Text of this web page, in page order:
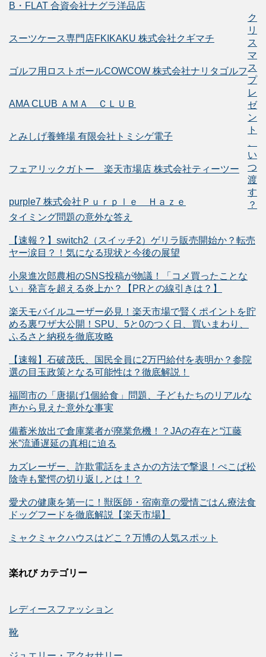
B・FLAT 合資会社ナグラ洋品店
スーツケース専門店FKIKAKU 株式会社クギマチ
ゴルフ用ロストボールCOWCOW 株式会社ナリタゴルフ
AMA CLUB ＡＭＡ ＣＬＵＢ
とみしげ養蜂場 有限会社トミシゲ電子
フェアリックガトー 楽天市場店 株式会社ティーツー
purple7 株式会社Ｐｕｒｐｌｅ Ｈａｚｅ
ク
リ
ス
マ
ス
プ
レ
ゼ
ン
ト
い
つ
渡
す
？
タイミング問題の意外な答え
【速報？】switch2（スイッチ2）ゲリラ販売開始か？転売
ヤー涙目？！気になる現状と今後の展望
小泉進次郎農相のSNS投稿が物議！「コメ買ったことな
い」発言を超える炎上か？【PRとの線引きは？】
楽天モバイルユーザー必見！楽天市場で賢くポイントを貯
める裏ワザ大公開！SPU、5と0のつく日、買いまわり、
ふるさと納税を徹底攻略
【速報】石破茂氏、国民全員に2万円給付を表明か？参院
選の目玉政策となる可能性は？徹底解説！
福岡市の「唐揚げ1個給食」問題、子どもたちのリアルな
声から見えた意外な事実
備蓄米放出で倉庫業者が廃業危機！？JAの存在と“江藤
米”流通遅延の真相に迫る
カズレーザー、詐欺電話をまさかの方法で撃退！ぺこぱ松
陰寺も驚愕の切り返しとは！？
愛犬の健康を第一に！獣医師・宿南章の愛情ごはん療法食
ドッグフードを徹底解説【楽天市場】
ミャクミャクハウスはどこ？万博の人気スポット
楽れび カテゴリー
レディースファッション
靴